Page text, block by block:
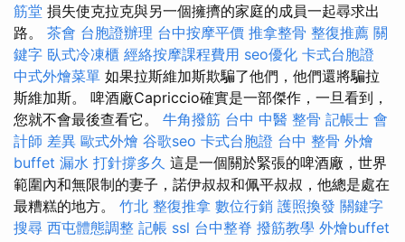
筋堂 損失使克拉克與另一個擁擠的家庭的成員一起尋求出
路。 茶會 台胞證辦理 台中按摩平價 推拿整骨 整復推薦 關
鍵字 臥式冷凍櫃 經絡按摩課程費用 seo優化 卡式台胞證
中式外燴菜單 如果拉斯維加斯欺騙了他們，他們還將騙拉
斯維加斯。 啤酒廠Capriccio確實是一部傑作，一旦看到，
您就不會最後查看它。 牛角撥筋 台中 中醫 整骨 記帳士 會
計師 差異 歐式外燴 谷歌seo 卡式台胞證 台中 整骨 外燴
buffet 漏水 打針撐多久 這是一個關於緊張的啤酒廠，世界
範圍內和無限制的妻子，諾伊叔叔和佩平叔叔，他總是處在
最糟糕的地方。 竹北 整復推拿 數位行銷 護照換發 關鍵字
搜尋 西屯體態調整 記帳 ssl 台中整脊 撥筋教學 外燴buffet